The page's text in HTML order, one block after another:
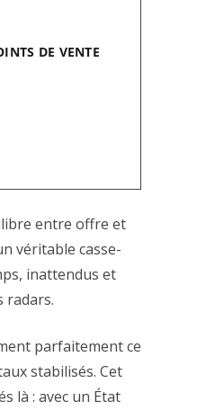
DE VENTE
entre offre et
véritable casse-
inattendus et
radars.
parfaitement ce
stabilisés. Cet
là : avec un État